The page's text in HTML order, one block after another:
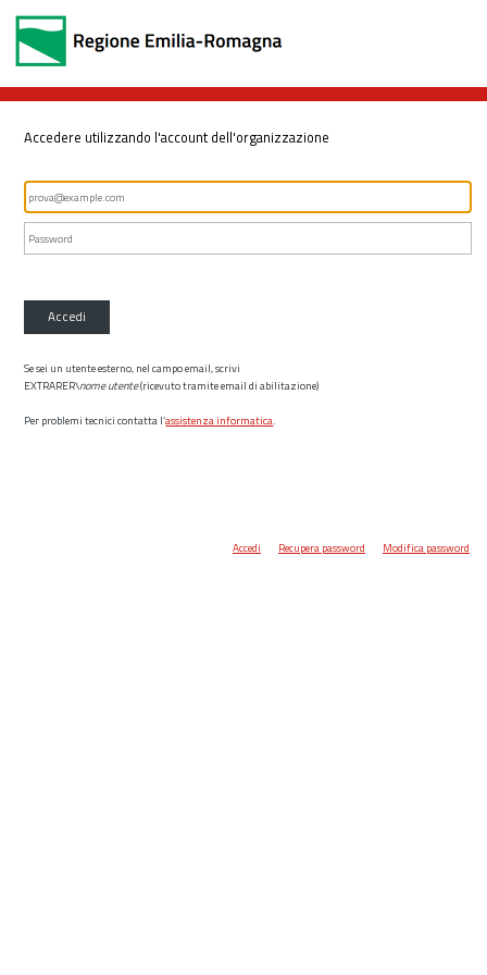
Accedere utilizzando l'account dell'organizzazione
Accedi
Se sei un utente esterno, nel campo email, scrivi
EXTRARER\nome utente(ricevuto tramite email di abilitazione)
Per problemi tecnici contatta l’assistenza informatica.
Accedi Recupera password Modifica password